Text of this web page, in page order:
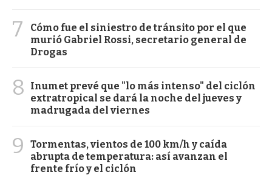
7
Cómo fue el siniestro de tránsito por el que
murió Gabriel Rossi, secretario general de
Drogas
8
Inumet prevé que "lo más intenso" del ciclón
extratropical se dará la noche del jueves y
madrugada del viernes
9
Tormentas, vientos de 100 km/h y caída
abrupta de temperatura: así avanzan el
frente frío y el ciclón